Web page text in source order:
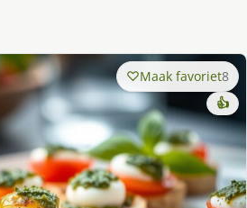
Maak favoriet8
👍